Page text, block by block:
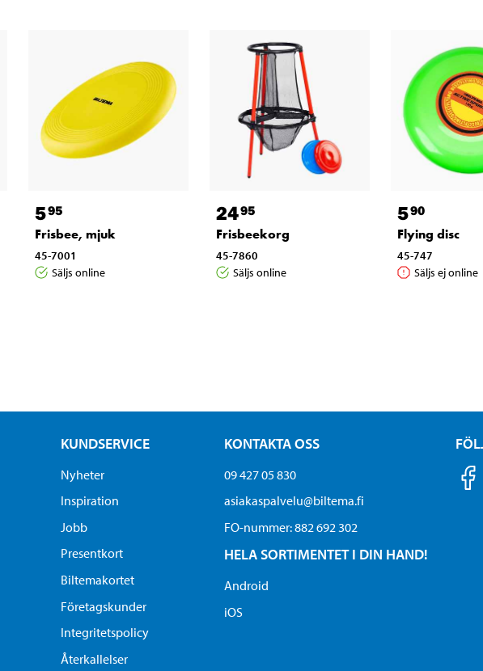
595
Frisbee, mjuk
45-7001
Säljs online
2495
Frisbeekorg
45-7860
Säljs online
590
Flying disc
45-747
Säljs ej online
KUNDSERVICE
Nyheter
Inspiration
Jobb
Presentkort
Biltemakortet
Företagskunder
Integritetspolicy
Återkallelser
KONTAKTA OSS
09 427 05 830
asiakaspalvelu@biltema.fi
FO-nummer:​ 882 692 302
HELA SORTIMENTET I DIN HAND!
Android
iOS